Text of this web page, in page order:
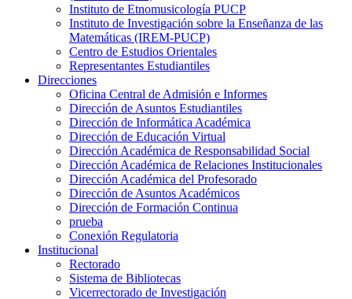
Instituto de Etnomusicología PUCP
Instituto de Investigación sobre la Enseñanza de las
Matemáticas (IREM-PUCP)
Centro de Estudios Orientales
Representantes Estudiantiles
Direcciones
Oficina Central de Admisión e Informes
Dirección de Asuntos Estudiantiles
Dirección de Informática Académica
Dirección de Educación Virtual
Dirección Académica de Responsabilidad Social
Dirección Académica de Relaciones Institucionales
Dirección Académica del Profesorado
Dirección de Asuntos Académicos
Dirección de Formación Continua
prueba
Conexión Regulatoria
Institucional
Rectorado
Sistema de Bibliotecas
Vicerrectorado de Investigación